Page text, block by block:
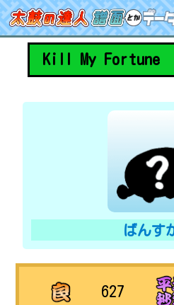
Kill My Fortune
ばんす
627